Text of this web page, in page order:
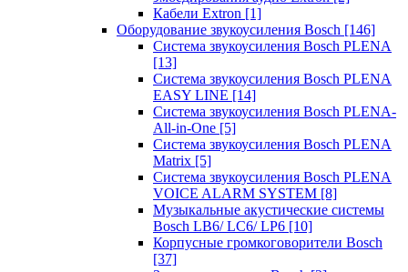
Кабели Extron [1]
Оборудование звукоусиления Bosch [146]
Система звукоусиления Bosch PLENA
[13]
Система звукоусиления Bosch PLENA
EASY LINE [14]
Система звукоусиления Bosch PLENA-
All-in-One [5]
Система звукоусиления Bosch PLENA
Matrix [5]
Система звукоусиления Bosch PLENA
VOICE ALARM SYSTEM [8]
Музыкальные акустические системы
Bosch LB6/ LC6/ LP6 [10]
Корпусные громкоговорители Bosch
[37]